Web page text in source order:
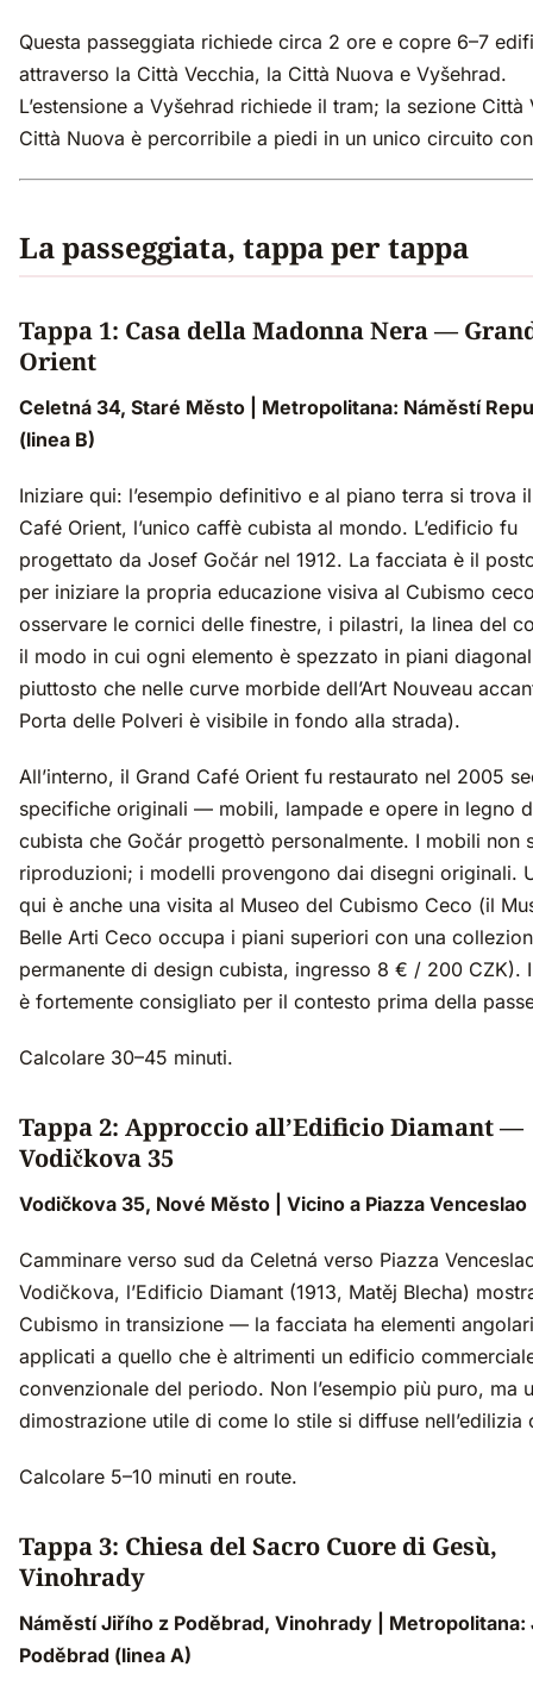
Questa passeggiata richiede circa 2 ore e copre 6–7
attraverso la Città Vecchia, la Città Nuova e Vyšehrad.
L’estensione a Vyšehrad richiede il tram; la sezione Città
Città Nuova è percorribile a piedi in un unico circuito
La passeggiata, tappa per tappa
Tappa 1: Casa della Madonna Nera —
Orient
Celetná 34, Staré Město | Metropolitana: Náměstí
(linea B)
Iniziare qui: l’esempio definitivo e al piano terra si trova
Café Orient, l’unico caffè cubista al mondo. L’edificio fu
progettato da Josef Gočár nel 1912. La facciata è il
per iniziare la propria educazione visiva al Cubismo
osservare le cornici delle finestre, i pilastri, la linea del
il modo in cui ogni elemento è spezzato in piani
piuttosto che nelle curve morbide dell’Art Nouveau
Porta delle Polveri è visibile in fondo alla strada).
All’interno, il Grand Café Orient fu restaurato nel 2005
specifiche originali — mobili, lampade e opere in legno
cubista che Gočár progettò personalmente. I mobili non
riproduzioni; i modelli provengono dai disegni originali.
qui è anche una visita al Museo del Cubismo Ceco (il
Belle Arti Ceco occupa i piani superiori con una
permanente di design cubista, ingresso 8 € / 200 CZK).
è fortemente consigliato per il contesto prima della
Calcolare 30–45 minuti.
Tappa 2: Approccio all’Edificio Diamant —
Vodičkova 35
Vodičkova 35, Nové Město | Vicino a Piazza Venceslao
Camminare verso sud da Celetná verso Piazza
Vodičkova, l’Edificio Diamant (1913, Matěj Blecha)
Cubismo in transizione — la facciata ha elementi angolari
applicati a quello che è altrimenti un edificio
convenzionale del periodo. Non l’esempio più puro, ma
dimostrazione utile di come lo stile si diffuse nell’edilizia
Calcolare 5–10 minuti en route.
Tappa 3: Chiesa del Sacro Cuore di Gesù,
Vinohrady
Náměstí Jiřího z Poděbrad, Vinohrady | Metropolitana:
Poděbrad (linea A)